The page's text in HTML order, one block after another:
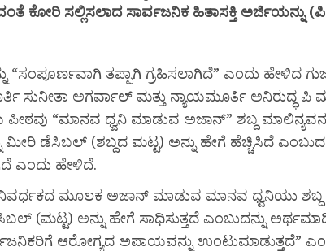
ಕೋರಿ ಸಲ್ಲಿಸಲಾದ ಸಾರ್ವಜನಿಕ ಹಿತಾಸಕ್ತಿ
“ಸಂಪೂರ್ಣವಾಗಿ ತಪ್ಪಾಗಿ ಗ್ರಹಿಸಲಾಗಿದೆ” ಎಂದು ಹೇಳಿದ
ಸುನೀತಾ ಅಗರ್ವಾಲ್ ಮತ್ತು ನ್ಯಾಯಮೂರ್ತಿ ಅನಿರುದ್ಧ
“ಮಾನವ ಧ್ವನಿ ಮಾಡುವ ಅಜಾನ್” ಶಬ್ದ
ಡೆಸಿಬಲ್ (ಶಬ್ದದ ಮಟ್ಟ) ಅನ್ನು ಹೇಗೆ ಹೆಚ್ಚಿಸಿದೆ
ಎಂದು ಹೇಳಿದೆ.
ಮೂಲಕ ಅಜಾನ್ ಮಾಡುವ ಮಾನವ ಧ್ವನಿಯು
(ಮಟ್ಟ) ಅನ್ನು ಹೇಗೆ ಸಾಧಿಸುತ್ತದೆ ಎಂಬುದನ್ನು
ಆರೋಗ್ಯದ ಅಪಾಯವನ್ನು ಉಂಟುಮಾಡುತ್ತದೆ”